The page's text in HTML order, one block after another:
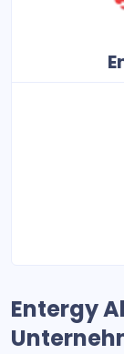
Entergy